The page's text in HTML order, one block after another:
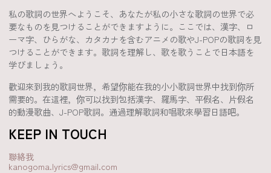
私の歌詞の世界へようこそ、あなたが私の小さな歌詞の世界で必
要なものを見つけることができますように。ここでは、漢字、ロ
ーマ字、ひらがな、カタカナを含むアニメの歌やJ-POPの歌詞を見
つけることができます。歌詞を理解し、歌を歌うことで日本語を
学びましょう。
歡迎來到我的歌詞世界，希望你能在我的小小歌詞世界中找到你所
需要的。在這裡，你可以找到包括漢字、羅馬字、平假名、片假名
的動漫歌曲、J-POP歌詞。通過理解歌詞和唱歌來學習日語吧。
KEEP IN TOUCH
聯絡我
kanogoma.lyrics@gmail.com